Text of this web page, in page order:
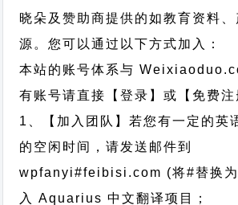
晓朵及赞助商提供的如教育资料
源。您可以通过以下方式加入：
本站的账号体系与
有账号请直接【登录】或【免费注
1、【加入团队】若您有一定的英
的空闲时间，请发送邮件到
wpfanyi#feibisi.com (将#替换为
入 Aquarius 中文翻译项目；